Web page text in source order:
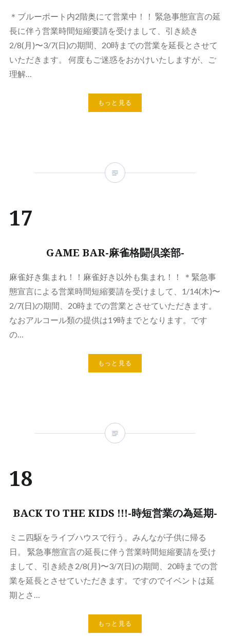
＊ブルーポート内2階奥にて営業中！！ 緊急事態宣言の延
長に伴う営業時間短縮要請を受けまして、引き続き
2/8(月)〜3/7(日)の期間、20時までの営業を延長とさせて
いただきます。 何度もご迷惑をおかけいたしますが、ご
理解…
もっと見る
17
GAME BAR-麻雀格闘倶楽部-
麻雀好き集まれ！！麻雀好き以外も集まれ！！ ＊緊急事
態宣言による営業時間短縮要請を受けまして、1/14(木)〜
2/7(日)の期間、20時までの営業とさせていただきます。
なおアルコール類の提供は19時までとなります。です
の…
もっと見る
18
BACK TO THE KIDS !!!-時短営業の為延期-
ミニ四駆をライブハウスで行う。みんなが子供に帰る
日。 緊急事態宣言の延長に伴う営業時間短縮要請を受け
まして、引き続き2/8(月)〜3/7(日)の期間、20時までの営
業を延長とさせていただきます。ですのでイベントは延
期とさ…
もっと見る